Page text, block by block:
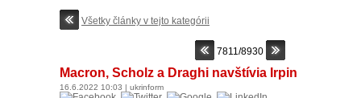
Všetky články v tejto kategórii
7811/8930
Macron, Scholz a Draghi navštívia Irpin
16.6.2022 10:03 | ukrinform